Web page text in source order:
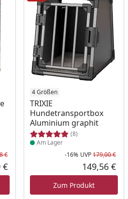
Rabatt in Prozent
Ursprünglicher Preis
€
Aktueller Preis
€
4 Größen
TRIXIE
Hundetransportbox
Aluminium graphit
(8)
Produkt am Lager
Am Lager
-16% UVP179,00 €
149,56 €
Zum Produkt